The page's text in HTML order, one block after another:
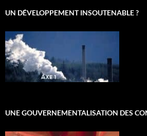
UN DÉVELOPPEMENT INSOUTENABLE ?
UNE GOUVERNEMENTALISATION DES